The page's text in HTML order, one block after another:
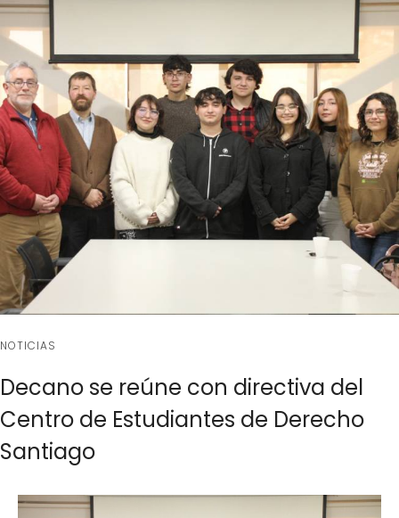
NOTICIAS
Decano se reúne con directiva del
Centro de Estudiantes de Derecho
Santiago